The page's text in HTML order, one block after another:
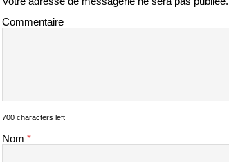
Commentaire
700 characters left
Nom *